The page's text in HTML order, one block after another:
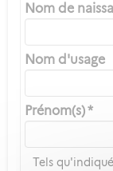
Nom de
Nom d'usage
Prénom(s) *
Tels